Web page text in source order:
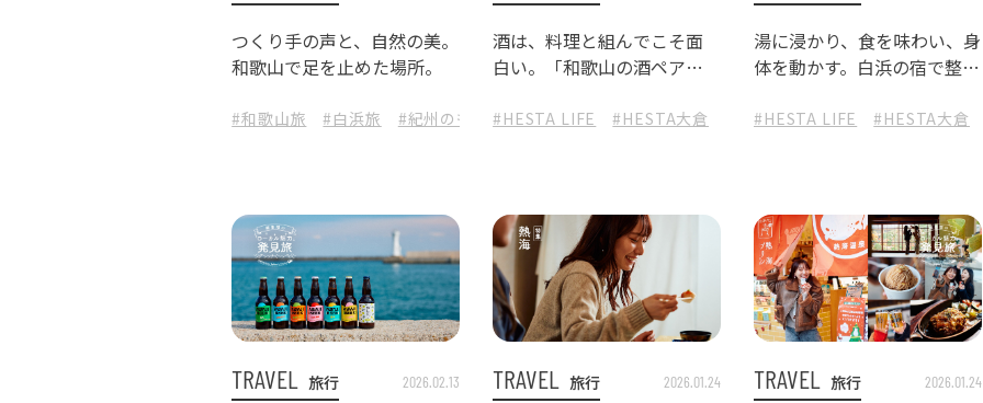
つくり手の声と、自然の美。
和歌山で足を止めた場所。
#和歌山旅 #白浜旅 #紀州のものづくり #つくり手の声 #酒蔵巡り #蒸溜所巡り #港町グルメ
酒は、料理と組んでこそ面
白い。「和歌山の酒ペアリ
ランリゾートエレガンテ白
#HESTA LIFE #HESTA大倉 #ザグランリゾートエレガンテ白浜
湯に浸かり、食を味わい、身
体を動かす。白浜の宿で整え
スタイル。By ザ グラン リゾ
#HESTA LIFE #HESTA大倉
TRAVEL 旅行 2026.02.13 TRAVEL 旅行 2026.01.24 TRAVEL 旅行 2026.01.24